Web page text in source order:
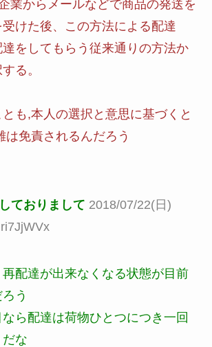
業からメールなどで商品の発送を
けた後、この方法による配達
をしてもらう従来通りの方法か
る。
も,本人の選択と意思に基づくと
は免責されるんだろう
ておりまして 2018/07/22(日)
再配達が出来なくなる状態が目前
う
ら配達は荷物ひとつにつき一回
な